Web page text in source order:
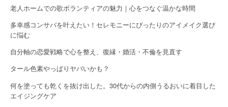
老人ホームでの歌ボランティアの魅力｜心をつなぐ温かな時間
多幸感コンサバを叶えたい！セレモニーにぴったりのアイメイク選び
に悩む
自分軸の恋愛戦略で心を整え、復縁・婚活・不倫を見直す
タール色素やっぱりヤバいかも？
何を塗っても乾くを抜け出した。30代からの内側うるおいに着目した
エイジングケア